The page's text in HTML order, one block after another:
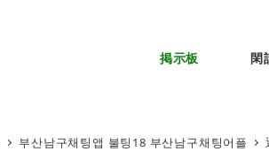
掲示板 閑
부산남구채팅앱 불팅18 부산남구채팅어플